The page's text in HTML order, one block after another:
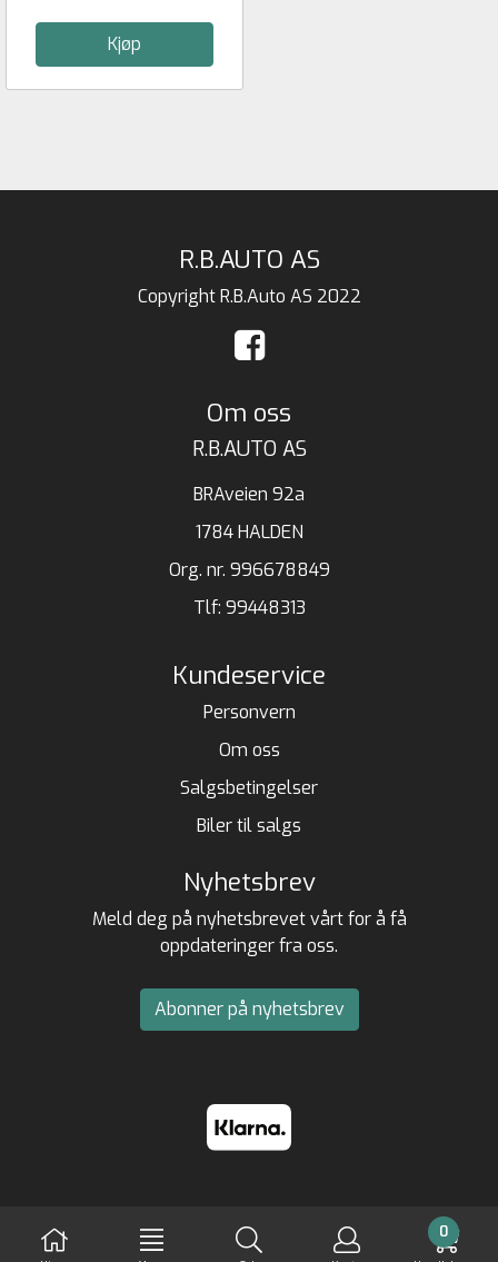
0
Kjøp
R.B.AUTO AS
Copyright R.B.Auto AS 2022
Om oss
R.B.AUTO AS
BRAveien 92a
1784 HALDEN
Org. nr. 996678849
Tlf: 99448313
Kundeservice
Personvern
Om oss
Salgsbetingelser
Biler til salgs
Nyhetsbrev
Meld deg på nyhetsbrevet vårt for å få
oppdateringer fra oss.
Abonner på nyhetsbrev